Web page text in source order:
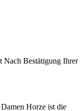
Nach Bestätigung Ihrer
Horze ist die